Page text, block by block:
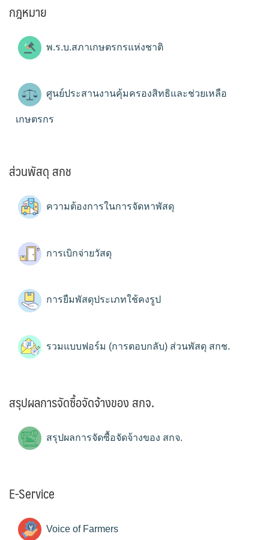
กฎหมาย
พ.ร.บ.สภาเกษตรกรแห่งชาติ
ศูนย์ประสานงานคุ้มครองสิทธิและช่วยเหลือ
เกษตรกร
ส่วนพัสดุ สกช
ความต้องการในการจัดหาพัสดุ
การเบิกจ่ายวัสดุ
การยืมพัสดุประเภทใช้คงรูป
รวมแบบฟอร์ม (การตอบกลับ) ส่วนพัสดุ สกช.
สรุปผลการจัดซื้อจัดจ้างของ สกจ.
สรุปผลการจัดซื้อจัดจ้างของ สกจ.
E-Service
Voice of Farmers